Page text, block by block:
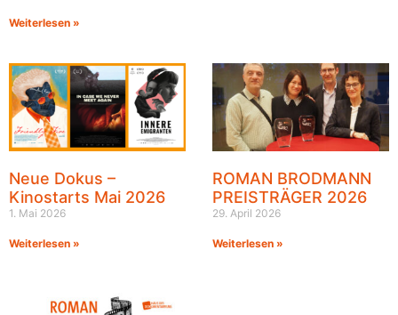
Weiterlesen »
Neue Dokus –
Kinostarts Mai 2026
1. Mai 2026
Weiterlesen »
ROMAN BRODMANN
PREISTRÄGER 2026
29. April 2026
Weiterlesen »